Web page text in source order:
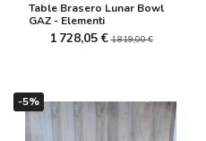
Table Brasero Lunar Bowl
GAZ - Elementi
1 728,05 € 1 819,00 €
-5%